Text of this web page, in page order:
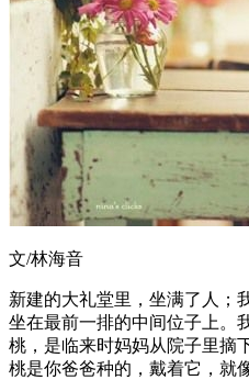
文/林海音
新建的大礼堂里，坐满了人；
坐在最前一排的中间位子上。
桃，是临来时妈妈从院子里摘
桃是你爸爸种的，戴着它，就